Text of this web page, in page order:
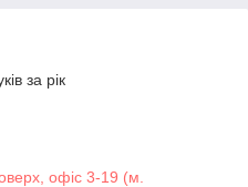
за рік
офіс 3-19 (м.